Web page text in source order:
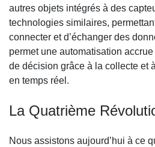
autres objets intégrés à des
technologies similaires,
connecter et d’échanger des
permet une automatisation
de décision grâce à la collecte et
en temps réel.
La Quatrième
Nous assistons aujourd’hui à ce